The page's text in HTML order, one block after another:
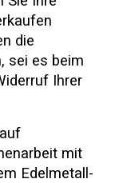
die
sei es beim
Ihrer
mit
Edelmetall-